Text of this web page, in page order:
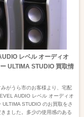
レベル オーディオ
ULTIMA STUDIO 買取情
がうら市のお客様より、宅配
AUDIO レベル オーディオ
ULTIMA STUDIO のお買取をさ
ました。多少の使用感のある